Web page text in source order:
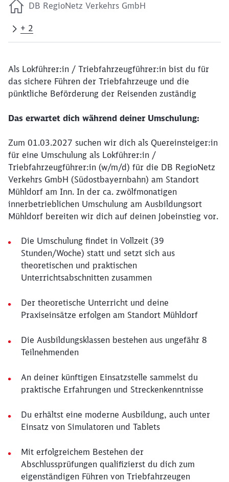
DB RegioNetz Verkehrs GmbH
+ 2
Als Lokführer:in / Triebfahrzeugführer:in bist du für
das sichere Führen der Triebfahrzeuge und die
pünktliche Beförderung der Reisenden zuständig
Das erwartet dich während deiner Umschulung:
Zum 01.03.2027 suchen wir dich als Quereinsteiger:in
für eine Umschulung als Lokführer:in /
Triebfahrzeugführer:in (w/m/d) für die DB RegioNetz
Verkehrs GmbH (Südostbayernbahn) am Standort
Mühldorf am Inn. In der ca. zwölfmonatigen
innerbetrieblichen Umschulung am Ausbildungsort
Mühldorf bereiten wir dich auf deinen Jobeinstieg vor.
Die Umschulung findet in Vollzeit (39
Stunden/Woche) statt und setzt sich aus
theoretischen und praktischen
Unterrichtsabschnitten zusammen
Der theoretische Unterricht und deine
Praxiseinsätze erfolgen am Standort Mühldorf
Die Ausbildungsklassen bestehen aus ungefähr 8
Teilnehmenden
An deiner künftigen Einsatzstelle sammelst du
praktische Erfahrungen und Streckenkenntnisse
Du erhältst eine moderne Ausbildung, auch unter
Einsatz von Simulatoren und Tablets
Mit erfolgreichem Bestehen der
Abschlussprüfungen qualifizierst du dich zum
eigenständigen Führen von Triebfahrzeugen